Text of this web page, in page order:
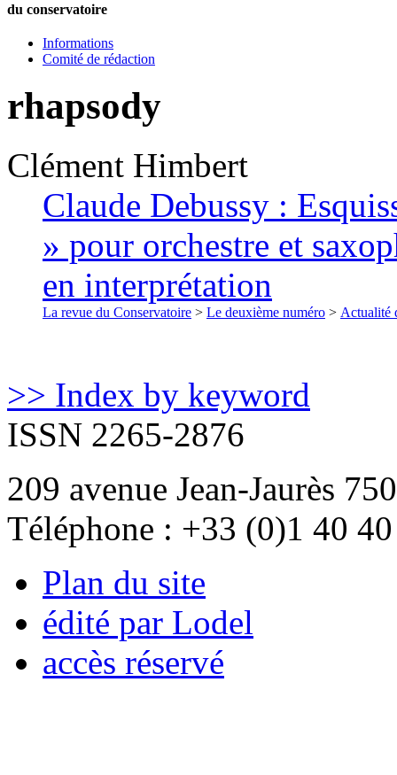
du conservatoire
Informations
Comité de rédaction
rhapsody
Clément Himbert
Claude Debussy :
» pour orchestre et
en interprétation
La revue du Conservatoire > Le deuxième numéro > Actualité
>> Index by keyword
ISSN 2265-2876
209 avenue Jean-Jaurès
Téléphone : +33 (0)1 40
Plan du site
édité par Lodel
accès réservé